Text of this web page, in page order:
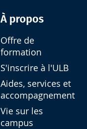
À propos
Offre de
formation
S'inscrire à l'ULB
Aides, services et
accompagnement
Vie sur les
campus